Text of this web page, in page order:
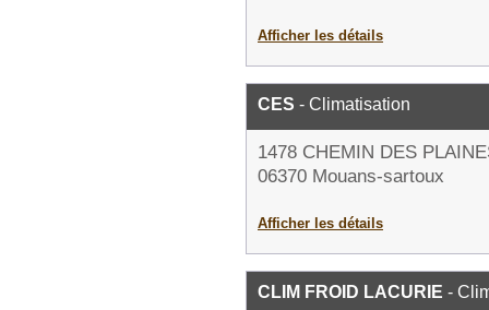
Afficher les détails
CES - Climatisation
1478 CHEMIN DES
06370 Mouans-sartoux
Afficher les détails
CLIM FROID LACURIE -